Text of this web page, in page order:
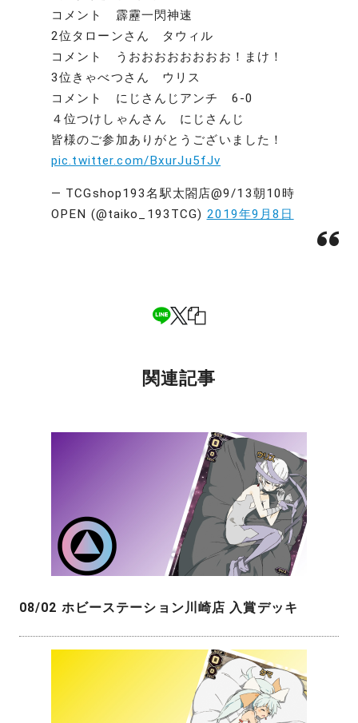
コメント 霹靂一閃神速
2位タローンさん タウィル
コメント うおおおおおおおお！まけ！
3位きゃべつさん ウリス
コメント にじさんじアンチ 6-0
４位つけしゃんさん にじさんじ
皆様のご参加ありがとうございました！
pic.twitter.com/BxurJu5fJv
— TCGshop193名駅太閤店@9/13朝10時
OPEN (@taiko_193TCG) 2019年9月8日
関連記事
08/02 ホビーステーション川崎店 入賞デッキ